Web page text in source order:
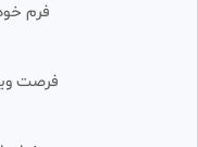
2:12:14
فرم